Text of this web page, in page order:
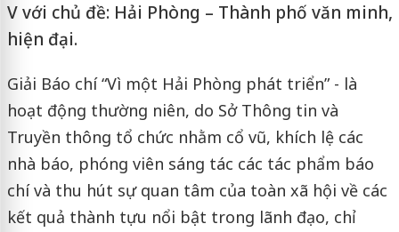
V với chủ đề: Hải Phòng – Thành phố văn minh,
hiện đại.
Giải Báo chí “Vì một Hải Phòng phát triển” - là
hoạt động thường niên, do Sở Thông tin và
Truyền thông tổ chức nhằm cổ vũ, khích lệ các
nhà báo, phóng viên sáng tác các tác phẩm báo
chí và thu hút sự quan tâm của toàn xã hội về các
kết quả thành tựu nổi bật trong lãnh đạo, chỉ